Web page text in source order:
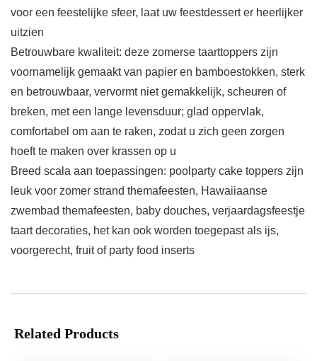
voor een feestelijke sfeer, laat uw feestdessert er heerlijker
uitzien
Betrouwbare kwaliteit: deze zomerse taarttoppers zijn
voornamelijk gemaakt van papier en bamboestokken, sterk
en betrouwbaar, vervormt niet gemakkelijk, scheuren of
breken, met een lange levensduur; glad oppervlak,
comfortabel om aan te raken, zodat u zich geen zorgen
hoeft te maken over krassen op u
Breed scala aan toepassingen: poolparty cake toppers zijn
leuk voor zomer strand themafeesten, Hawaiiaanse
zwembad themafeesten, baby douches, verjaardagsfeestje
taart decoraties, het kan ook worden toegepast als ijs,
voorgerecht, fruit of party food inserts
Related Products